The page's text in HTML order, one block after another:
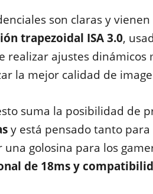
son claras y
trapezoidal ISA 3.0,
realizar ajustes
la mejor calidad de
suma la posibilidad de
y está pensado tanto
una golosina para los
de 18ms y